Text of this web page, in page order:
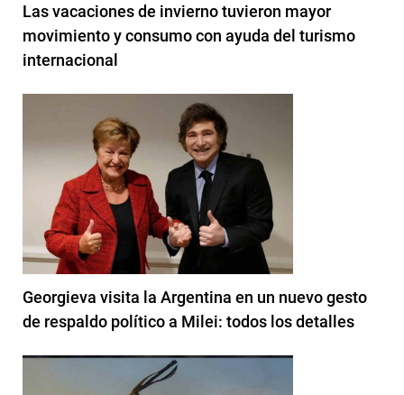
Las vacaciones de invierno tuvieron mayor
movimiento y consumo con ayuda del turismo
internacional
Georgieva visita la Argentina en un nuevo gesto
de respaldo político a Milei: todos los detalles